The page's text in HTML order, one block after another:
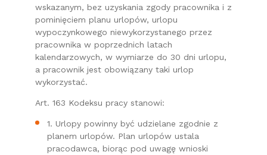
wskazanym, bez uzyskania zgody pracownika i z
pominięciem planu urlopów, urlopu
wypoczynkowego niewykorzystanego przez
pracownika w poprzednich latach
kalendarzowych, w wymiarze do 30 dni urlopu,
a pracownik jest obowiązany taki urlop
wykorzystać.
Art. 163 Kodeksu pracy stanowi:
1. Urlopy powinny być udzielane zgodnie z
planem urlopów. Plan urlopów ustala
pracodawca, biorąc pod uwagę wnioski